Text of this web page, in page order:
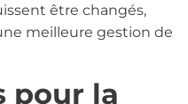
être changés,
meilleure gestion de
pour la